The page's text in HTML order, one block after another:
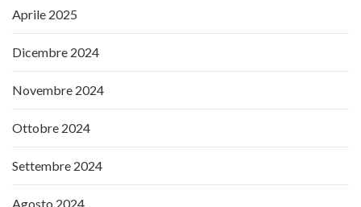
Aprile 2025
Dicembre 2024
Novembre 2024
Ottobre 2024
Settembre 2024
Agosto 2024